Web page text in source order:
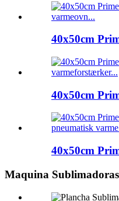
40x50cm
40x50cm
40x50cm
Maquina Sublimadoras